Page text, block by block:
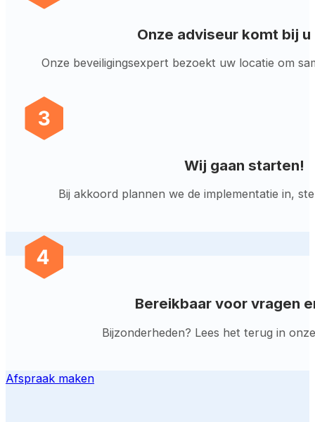
Onze adviseur komt bij u
Onze beveiligingsexpert bezoekt uw locatie om
Wij gaan starten!
Bij akkoord plannen we de implementatie in,
Bereikbaar voor vragen
Bijzonderheden? Lees het terug in
Afspraak maken